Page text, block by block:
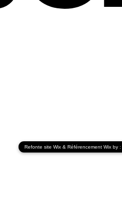
Refonte site Wix & Référencement Wix by :